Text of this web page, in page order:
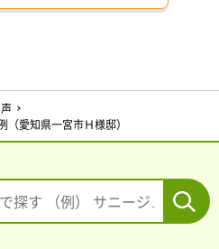
愛知県一宮市Ｈ様邸）